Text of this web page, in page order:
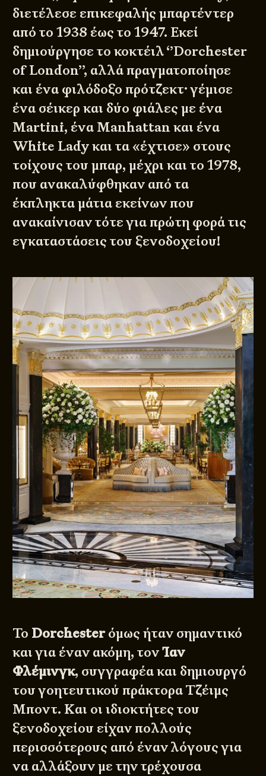
διετέλεσε επικεφαλής μπαρτέντερ
από το 1938 έως το 1947. Εκεί
δημιούργησε το κοκτέιλ ‘’Dorchester
of London’’, αλλά πραγματοποίησε
και ένα φιλόδοξο πρότζεκτ· γέμισε
ένα σέικερ και δύο φιάλες με ένα
Martini, ένα Manhattan και ένα
White Lady και τα «έχτισε» στους
τοίχους του μπαρ, μέχρι και το 1978,
που ανακαλύφθηκαν από τα
έκπληκτα μάτια εκείνων που
ανακαίνισαν τότε για πρώτη φορά τις
εγκαταστάσεις του ξενοδοχείου!
Το Dorchesterόμως ήταν σημαντικό
και για έναν ακόμη, τονΊαν
Φλέμινγκ, συγγραφέα και δημιουργό
του γοητευτικού πράκτορα Τζέιμς
Μποντ. Και οι ιδιοκτήτες του
ξενοδοχείου είχαν πολλούς
περισσότερους από έναν λόγους για
να αλλάξουν με την τρέχουσα